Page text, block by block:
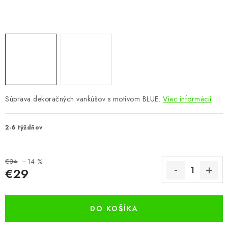
Reklamácie a odstúpenie od zmluvy
Obchodné podmienky 2024
Súprava dekoračných vankúšov s motívom BLUE. Viac informácií
2-6 týždňov
€34 –14 %
€29
DO KOŠÍKA